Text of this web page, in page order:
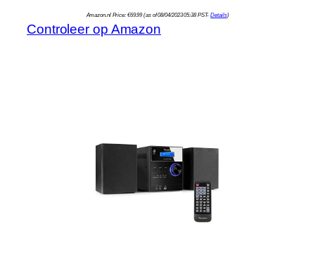
Amazon.nl Price: €69.99(as of 08/04/2023 05:38 PST-Details)
Controleer op Amazon